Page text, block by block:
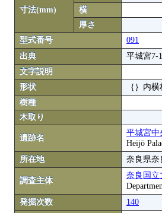
寸法(mm)
横
厚さ
型式番号
091
出典
平城宮7-
文字説明
形状
｛｝内横
樹種
木取り
遺跡名
平城宮中
Heijō
所在地
奈良県奈
調査主体
奈良国立
発掘次数
140